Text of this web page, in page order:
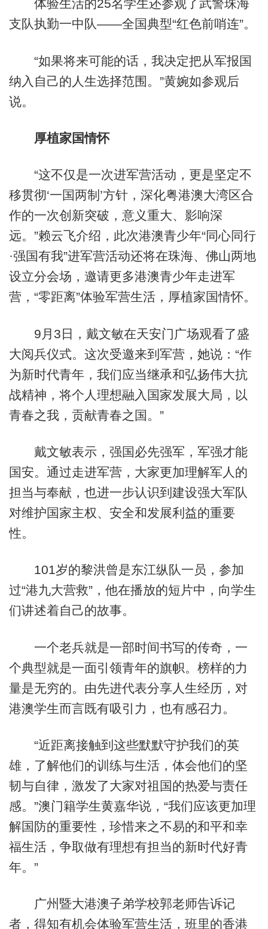
体验生活的25名学生还参观了武警珠海
支队执勤一中队——全国典型“红色前哨连”。
“如果将来可能的话，我决定把从军报国
纳入自己的人生选择范围。”黄婉如参观后
说。
厚植家国情怀
“这不仅是一次进军营活动，更是坚定不
移贯彻‘一国两制’方针，深化粤港澳大湾区合
作的一次创新突破，意义重大、影响深
远。”赖云飞介绍，此次港澳青少年“同心同行
·强国有我”进军营活动还将在珠海、佛山两地
设立分会场，邀请更多港澳青少年走进军
营，“零距离”体验军营生活，厚植家国情怀。
9月3日，戴文敏在天安门广场观看了盛
大阅兵仪式。这次受邀来到军营，她说：“作
为新时代青年，我们应当继承和弘扬伟大抗
战精神，将个人理想融入国家发展大局，以
青春之我，贡献青春之国。”
戴文敏表示，强国必先强军，军强才能
国安。通过走进军营，大家更加理解军人的
担当与奉献，也进一步认识到建设强大军队
对维护国家主权、安全和发展利益的重要
性。
101岁的黎洪曾是东江纵队一员，参加
过“港九大营救”，他在播放的短片中，向学生
们讲述着自己的故事。
一个老兵就是一部时间书写的传奇，一
个典型就是一面引领青年的旗帜。榜样的力
量是无穷的。由先进代表分享人生经历，对
港澳学生而言既有吸引力，也有感召力。
“近距离接触到这些默默守护我们的英
雄，了解他们的训练与生活，体会他们的坚
韧与自律，激发了大家对祖国的热爱与责任
感。”澳门籍学生黄嘉华说，“我们应该更加理
解国防的重要性，珍惜来之不易的和平和幸
福生活，争取做有理想有担当的新时代好青
年。”
广州暨大港澳子弟学校郭老师告诉记
者，得知有机会体验军营生活，班里的香港